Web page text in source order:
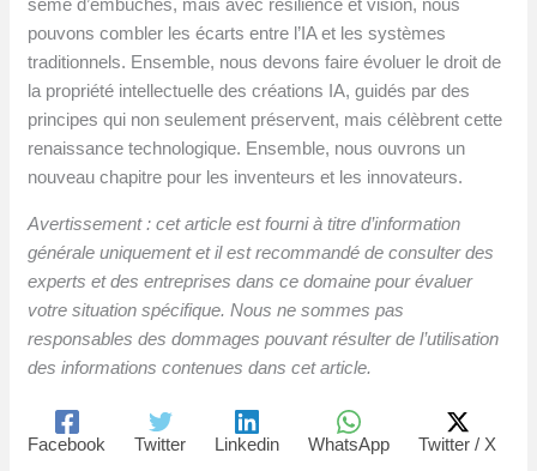
semé d’embûches, mais avec résilience et vision, nous
pouvons combler les écarts entre l’IA et les systèmes
traditionnels. Ensemble, nous devons faire évoluer le droit de
la propriété intellectuelle des créations IA, guidés par des
principes qui non seulement préservent, mais célèbrent cette
renaissance technologique. Ensemble, nous ouvrons un
nouveau chapitre pour les inventeurs et les innovateurs.
Avertissement : cet article est fourni à titre d’information
générale uniquement et il est recommandé de consulter des
experts et des entreprises dans ce domaine pour évaluer
votre situation spécifique. Nous ne sommes pas
responsables des dommages pouvant résulter de l’utilisation
des informations contenues dans cet article.
Facebook Twitter Linkedin WhatsApp Twitter / X